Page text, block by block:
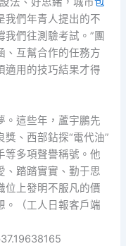
我們年青人提出的不
們往測驗考試。”團
、互幫合作的任務方
適用的技巧結果才得
。這些年，蘆宇鵬先
獎、西部鉆探“電代油”
等多項聲譽稱號。他
、踏踏實實、勤于思
位上發明不服凡的價
。（工人日報客戶端